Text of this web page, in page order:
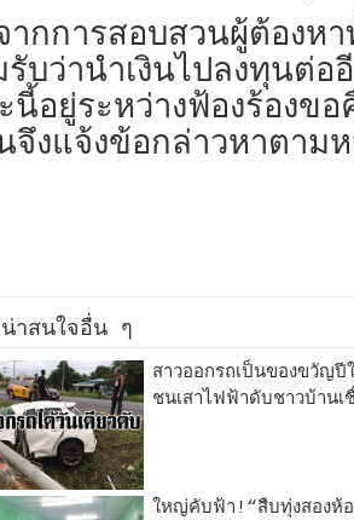
ากการสอบสวนผู้ต้องหา
บว่านำเงินไปลงทุนต่อ
อยู่ระหว่างฟ้องร้องข
จึงแจ้งข้อกล่าวหาตา
น่าสนใจอื่น ๆ
สาวออกรถเป็นของขวัญปี
ชนเสาไฟฟ้าดับชาวบ้านเ
ใหญ่คับฟ้า!“สืบทุ่งสองห้อ